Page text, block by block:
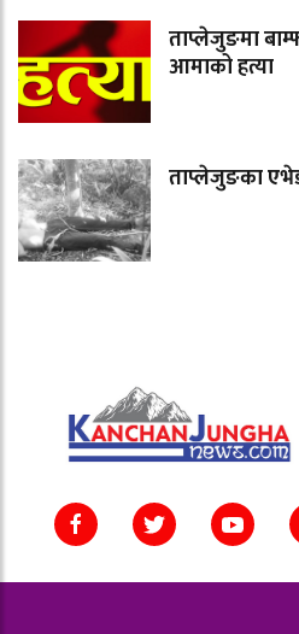
ताप्लेजुङमा
आमाको हत्या
ताप्लेजुङका